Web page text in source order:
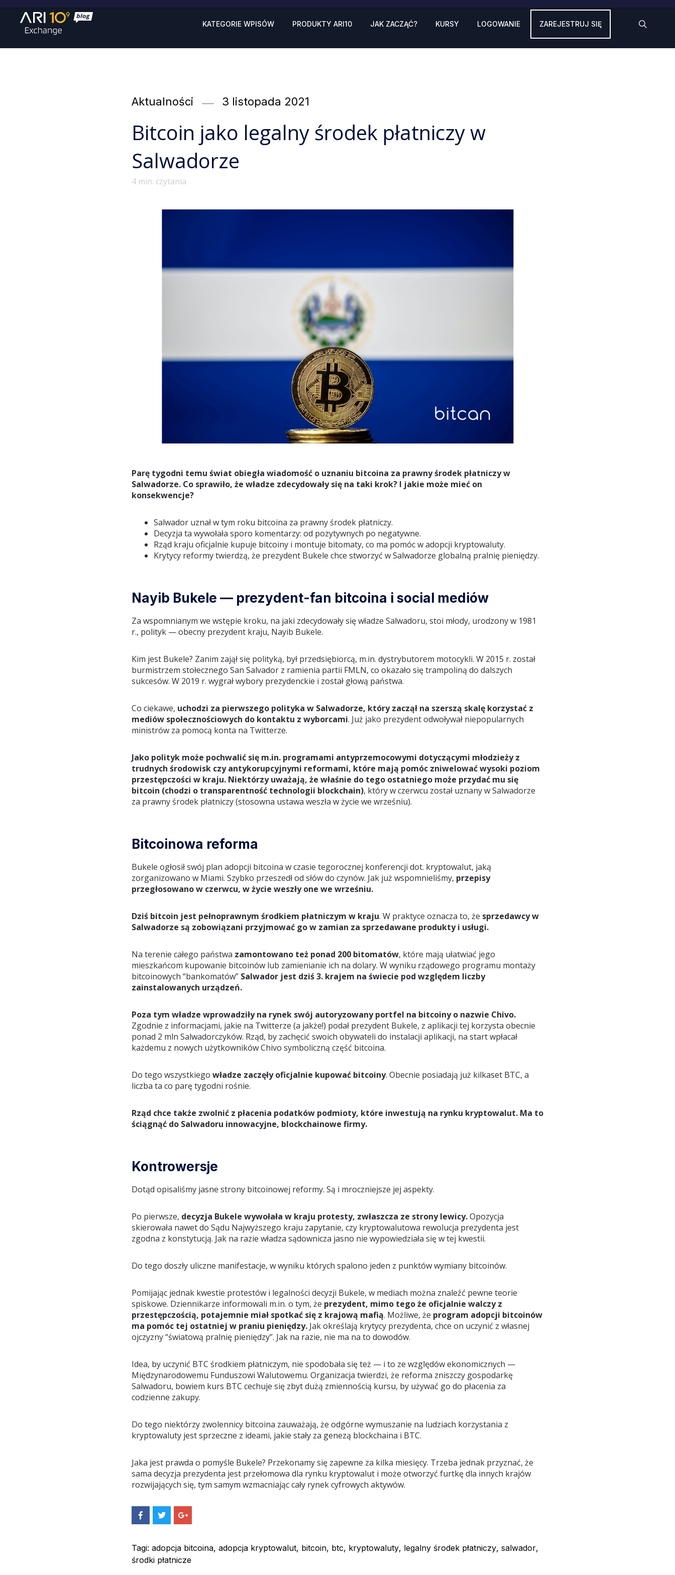
KATEGORIE WPISÓW PRODUKTY ARI10 JAK ZACZĄĆ? KURSY LOGOWANIE ZAREJESTRUJ SIĘ
Categories
Aktualności
Posted
3 listopada 2021
Bitcoin jako legalny środek płatniczy w
Salwadorze
4min. czytania
Parę tygodni temu świat obiegła wiadomość o uznaniu bitcoina za prawny środek płatniczy w
Salwadorze. Co sprawiło, że władze zdecydowały się na taki krok? I jakie może mieć on
konsekwencje?
Salwador uznał w tym roku bitcoina za prawny środek płatniczy.
Decyzja ta wywołała sporo komentarzy: od pozytywnych po negatywne.
Rząd kraju oficjalnie kupuje bitcoiny i montuje bitomaty, co ma pomóc w adopcji kryptowaluty.
Krytycy reformy twierdzą, że prezydent Bukele chce stworzyć w Salwadorze globalną pralnię pieniędzy.
Nayib Bukele — prezydent-fan bitcoina i social mediów
Za wspomnianym we wstępie kroku, na jaki zdecydowały się władze Salwadoru, stoi młody, urodzony w 1981
r., polityk — obecny prezydent kraju, Nayib Bukele.
Kim jest Bukele? Zanim zajął się polityką, był przedsiębiorcą, m.in. dystrybutorem motocykli. W 2015 r. został
burmistrzem stołecznego San Salvador z ramienia partii FMLN, co okazało się trampoliną do dalszych
sukcesów. W 2019 r. wygrał wybory prezydenckie i został głową państwa.
Co ciekawe, uchodzi za pierwszego polityka w Salwadorze, który zaczął na szerszą skalę korzystać z
mediów społecznościowych do kontaktu z wyborcami. Już jako prezydent odwoływał niepopularnych
ministrów za pomocą konta na Twitterze.
Jako polityk może pochwalić się m.in. programami antyprzemocowymi dotyczącymi młodzieży z
trudnych środowisk czy antykorupcyjnymi reformami, które mają pomóc zniwelować wysoki poziom
przestępczości w kraju. Niektórzy uważają, że właśnie do tego ostatniego może przydać mu się
bitcoin (chodzi o transparentność technologii blockchain), który w czerwcu został uznany w Salwadorze
za prawny środek płatniczy (stosowna ustawa weszła w życie we wrześniu).
Bitcoinowa reforma
Bukele ogłosił swój plan adopcji bitcoina w czasie tegorocznej konferencji dot. kryptowalut, jaką
zorganizowano w Miami. Szybko przeszedł od słów do czynów. Jak już wspomnieliśmy, przepisy
przegłosowano w czerwcu, w życie weszły one we wrześniu.
Dziś bitcoin jest pełnoprawnym środkiem płatniczym w kraju. W praktyce oznacza to, że sprzedawcy w
Salwadorze są zobowiązani przyjmować go w zamian za sprzedawane produkty i usługi.
Na terenie całego państwa zamontowano też ponad 200 bitomatów, które mają ułatwiać jego
mieszkańcom kupowanie bitcoinów lub zamienianie ich na dolary. W wyniku rządowego programu montaży
bitcoinowych “bankomatów” Salwador jest dziś 3. krajem na świecie pod względem liczby
zainstalowanych urządzeń.
Poza tym władze wprowadziły na rynek swój autoryzowany portfel na bitcoiny o nazwie Chivo.
Zgodnie z informacjami, jakie na Twitterze (a jakże!) podał prezydent Bukele, z aplikacji tej korzysta obecnie
ponad 2 mln Salwadorczyków. Rząd, by zachęcić swoich obywateli do instalacji aplikacji, na start wpłacał
każdemu z nowych użytkowników Chivo symboliczną część bitcoina.
Do tego wszystkiego władze zaczęły oficjalnie kupować bitcoiny. Obecnie posiadają już kilkaset BTC, a
liczba ta co parę tygodni rośnie.
Rząd chce także zwolnić z płacenia podatków podmioty, które inwestują na rynku kryptowalut. Ma to
ściągnąć do Salwadoru innowacyjne, blockchainowe firmy.
Kontrowersje
Dotąd opisaliśmy jasne strony bitcoinowej reformy. Są i mroczniejsze jej aspekty.
Po pierwsze, decyzja Bukele wywołała w kraju protesty, zwłaszcza ze strony lewicy.Opozycja
skierowała nawet do Sądu Najwyższego kraju zapytanie, czy kryptowalutowa rewolucja prezydenta jest
zgodna z konstytucją. Jak na razie władza sądownicza jasno nie wypowiedziała się w tej kwestii.
Do tego doszły uliczne manifestacje, w wyniku których spalono jeden z punktów wymiany bitcoinów.
Pomijając jednak kwestie protestów i legalności decyzji Bukele, w mediach można znaleźć pewne teorie
spiskowe. Dziennikarze informowali m.in. o tym, że prezydent, mimo tego że oficjalnie walczy z
przestępczością, potajemnie miał spotkać się z krajową mafią. Możliwe, że program adopcji bitcoinów
ma pomóc tej ostatniej w praniu pieniędzy. Jak określają krytycy prezydenta, chce on uczynić z własnej
ojczyzny “światową pralnię pieniędzy”. Jak na razie, nie ma na to dowodów.
Idea, by uczynić BTC środkiem płatniczym, nie spodobała się też — i to ze względów ekonomicznych —
Międzynarodowemu Funduszowi Walutowemu. Organizacja twierdzi, że reforma zniszczy gospodarkę
Salwadoru, bowiem kurs BTC cechuje się zbyt dużą zmiennością kursu, by używać go do płacenia za
codzienne zakupy.
Do tego niektórzy zwolennicy bitcoina zauważają, że odgórne wymuszanie na ludziach korzystania z
kryptowaluty jest sprzeczne z ideami, jakie stały za genezą blockchaina i BTC.
Jaka jest prawda o pomyśle Bukele? Przekonamy się zapewne za kilka miesięcy. Trzeba jednak przyznać, że
sama decyzja prezydenta jest przełomowa dla rynku kryptowalut i może otworzyć furtkę dla innych krajów
rozwijających się, tym samym wzmacniając cały rynek cyfrowych aktywów.
h
e
O
n
h
e
O
n
S
h
e
O
n
Tagi: adopcja bitcoina, adopcja kryptowalut, bitcoin, btc, kryptowaluty, legalny środek płatniczy, salwador,
środki płatnicze